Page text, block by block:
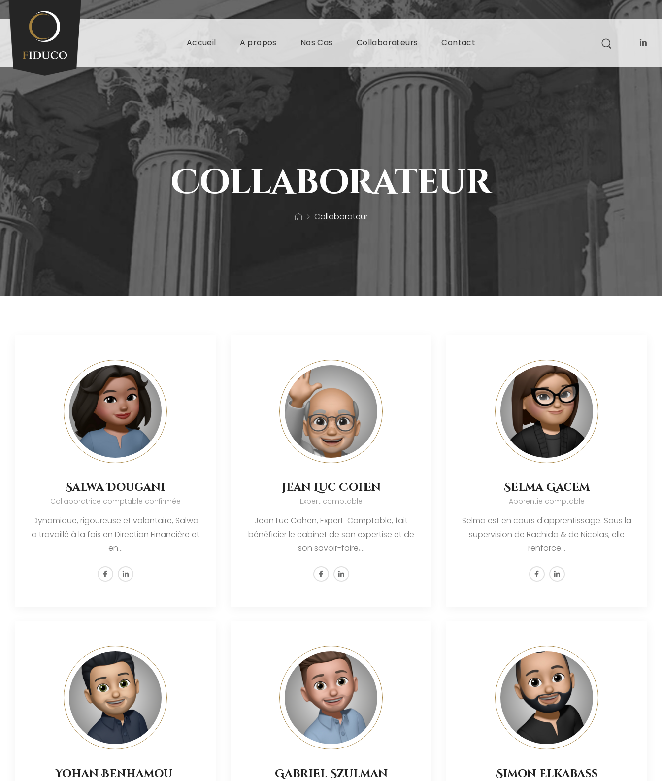
Accueil A propos Nos Cas Collaborateurs Contact
Collaborateur
Collaborateur
Salwa Dougani
Collaboratrice comptable confirmée
Dynamique, rigoureuse et volontaire, Salwa
a travaillé à la fois en Direction Financière et
en…
Jean Luc Cohen
Expert comptable
Jean Luc Cohen, Expert-Comptable, fait
bénéficier le cabinet de son expertise et de
son savoir-faire,…
Selma Gacem
Apprentie comptable
Selma est en cours d'apprentissage. Sous la
supervision de Rachida & de Nicolas, elle
renforce…
Yohan Benhamou Gabriel Szulman Simon Elkabass